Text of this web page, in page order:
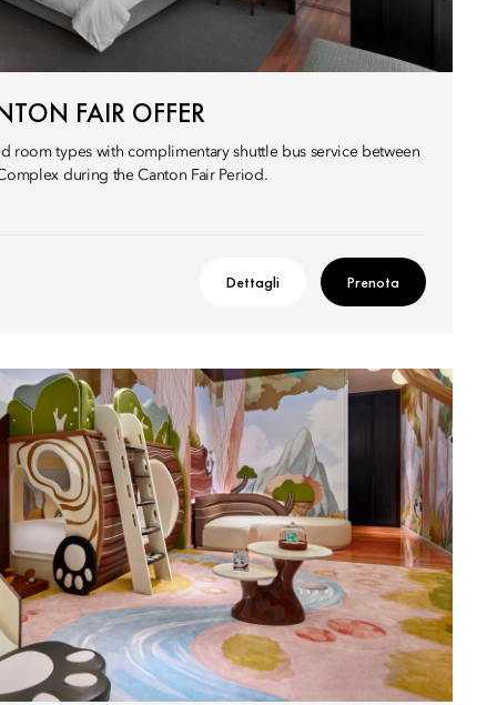
FAIR OFFER
room types with complimentary shuttle bus service between
during the Canton Fair Period.
Dettagli Prenota